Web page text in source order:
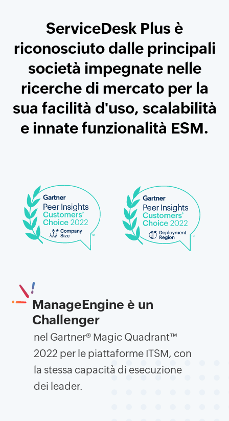
ServiceDesk Plus è
riconosciuto dalle principali
società impegnate nelle
ricerche di mercato per la
sua facilità d'uso, scalabilità
e innate funzionalità ESM.
ManageEngine è un
Challenger
nel Gartner® Magic Quadrant™
2022 per le piattaforme ITSM, con
la stessa capacità di esecuzione
dei leader.